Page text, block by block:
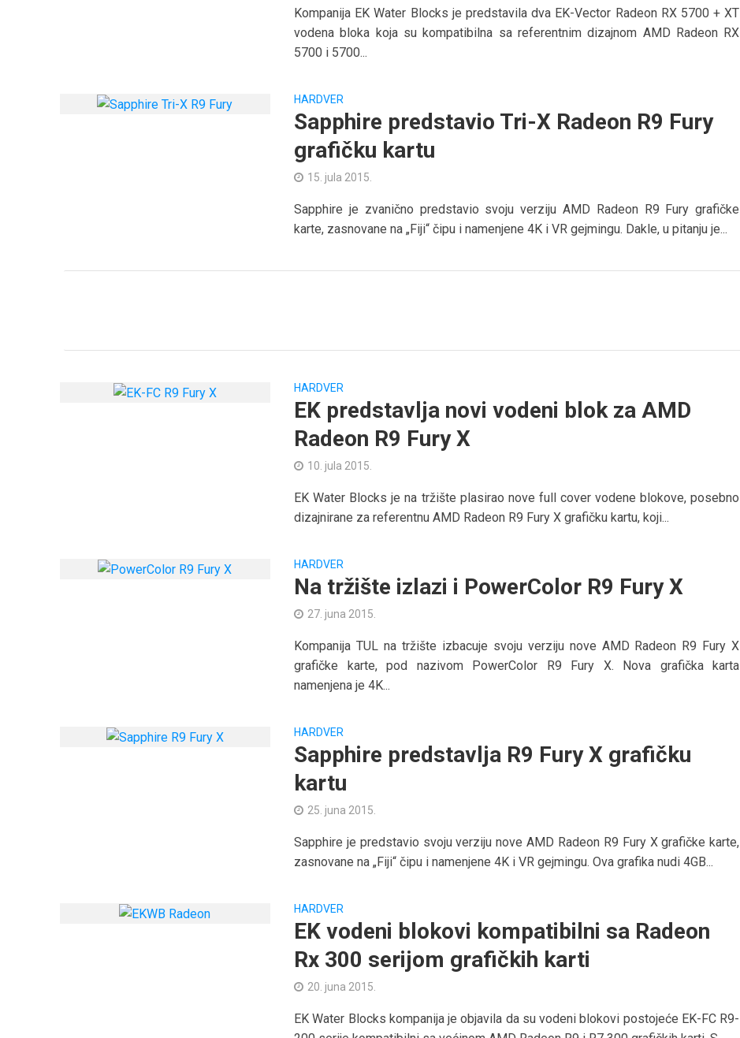
Kompanija EK Water Blocks je predstavila dva EK-Vector Radeon RX 5700 + XT
vodena bloka koja su kompatibilna sa referentnim dizajnom AMD Radeon RX
5700 i 5700...
HARDVER
Sapphire predstavio Tri-X Radeon R9 Fury
grafičku kartu
15. jula 2015.
Sapphire je zvanično predstavio svoju verziju AMD Radeon R9 Fury grafičke
karte, zasnovane na „Fiji“ čipu i namenjene 4K i VR gejmingu. Dakle, u pitanju je...
HARDVER
EK predstavlja novi vodeni blok za AMD
Radeon R9 Fury X
10. jula 2015.
EK Water Blocks je na tržište plasirao nove full cover vodene blokove, posebno
dizajnirane za referentnu AMD Radeon R9 Fury X grafičku kartu, koji...
HARDVER
Na tržište izlazi i PowerColor R9 Fury X
27. juna 2015.
Kompanija TUL na tržište izbacuje svoju verziju nove AMD Radeon R9 Fury X
grafičke karte, pod nazivom PowerColor R9 Fury X. Nova grafička karta
namenjena je 4K...
HARDVER
Sapphire predstavlja R9 Fury X grafičku
kartu
25. juna 2015.
Sapphire je predstavio svoju verziju nove AMD Radeon R9 Fury X grafičke karte,
zasnovane na „Fiji“ čipu i namenjene 4K i VR gejmingu. Ova grafika nudi 4GB...
HARDVER
EK vodeni blokovi kompatibilni sa Radeon
Rx 300 serijom grafičkih karti
20. juna 2015.
EK Water Blocks kompanija je objavila da su vodeni blokovi postojeće EK-FC R9-